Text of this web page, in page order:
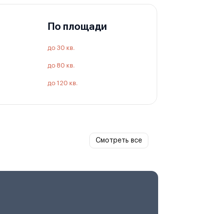
По площади
до 30 кв.
до 80 кв.
до 120 кв.
Смотреть все